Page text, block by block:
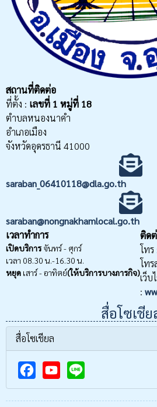
สถานที่ติดต่อ
ที่ตั้ง : เลขที่ 1 หมู่ที่ 18
ตำบลหนองนาคำ
อำเภอเมือง
จังหวัดอุดรธานี 41000
saraban_06410118@dla.go.th
saraban@nongnakhamlocal.go.th
เวลาทำการ
เปิดบริการจันทร์ - ศุกร์
เวลา 08.30 น.-16.30 น.
หยุด เสาร์ - อาทิตย์(ให้บริการบางภารกิจ)
ติด
โทร
โทร
เว็บ
:
สื่อโซเชีย
สื่อโซเชียล
F
Y